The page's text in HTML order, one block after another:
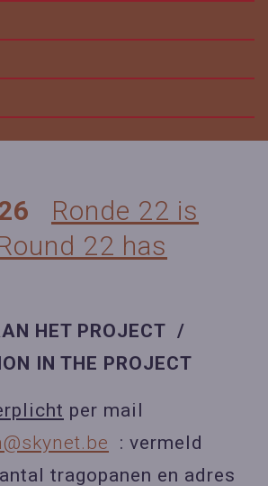
Ronde 22 is
22 has
HET PROJECT /
IN THE PROJECT
per mail
: vermeld
tragopanen en adres